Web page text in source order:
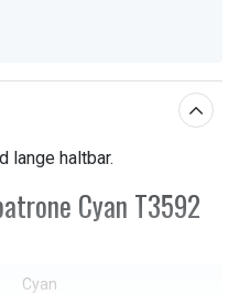
lange haltbar.
Cyan T3592
Cyan